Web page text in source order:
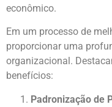
econômico.
Em um processo de
proporcionar uma
organizacional.
benefícios:
Padronização de